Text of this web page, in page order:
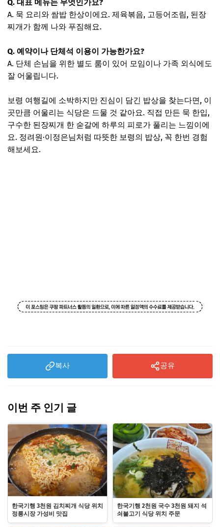
Q. 대표 메뉴는 무엇인가요?
A. 묵 요리와 쌈밥 한상이에요. 제육볶음, 고등어조림, 된장
찌개가 함께 나와 푸짐해요.
Q. 예약이나 단체석 이용이 가능한가요?
A. 단체 손님을 위한 별도 룸이 있어 모임이나 가족 외식에도
잘 어울립니다.
보령 여행길에 소박하지만 진심이 담긴 밥상을 찾는다면, 이
곳만큼 어울리는 식당은 드물 것 같아요. 직접 만든 묵 한입,
구수한 된장찌개 한 숟갈에 하루의 피로가 풀리는 느낌이에
요. 정려원·이정은님처럼 따뜻한 보령의 밥상, 꼭 한번 경험
해보세요.
복사 공유
이번 주 인기 글
한국기행 3천원 김치찌개 식당 위치
정릉시장 가성비 맛집
한국기행 2천원 국수 3천원 돼지 석
쇠불고기 식당 위치 주문